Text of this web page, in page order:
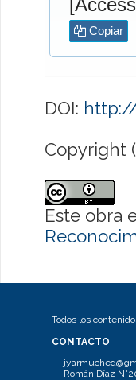
Copiar
DOI:
Copyright
Este obra
Todos los
CONTACTO
Román Díaz